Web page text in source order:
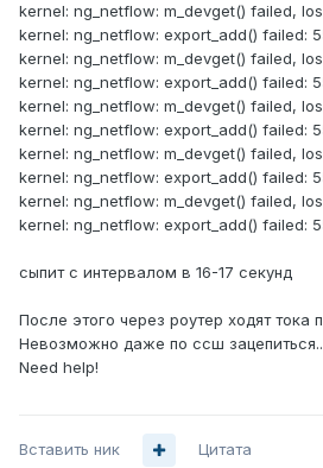
kernel: ng_netflow: m_devget() failed,
kernel: ng_netflow: export_add() failed:
kernel: ng_netflow: m_devget() failed,
kernel: ng_netflow: export_add() failed:
kernel: ng_netflow: m_devget() failed,
kernel: ng_netflow: export_add() failed:
kernel: ng_netflow: m_devget() failed,
kernel: ng_netflow: export_add() failed:
kernel: ng_netflow: m_devget() failed,
kernel: ng_netflow: export_add() failed:
сыпит с интервалом в 16-17 секунд
После этого через роутер ходят тока
Невозможно даже по ссш
Need help!
Вставить ник Цитата